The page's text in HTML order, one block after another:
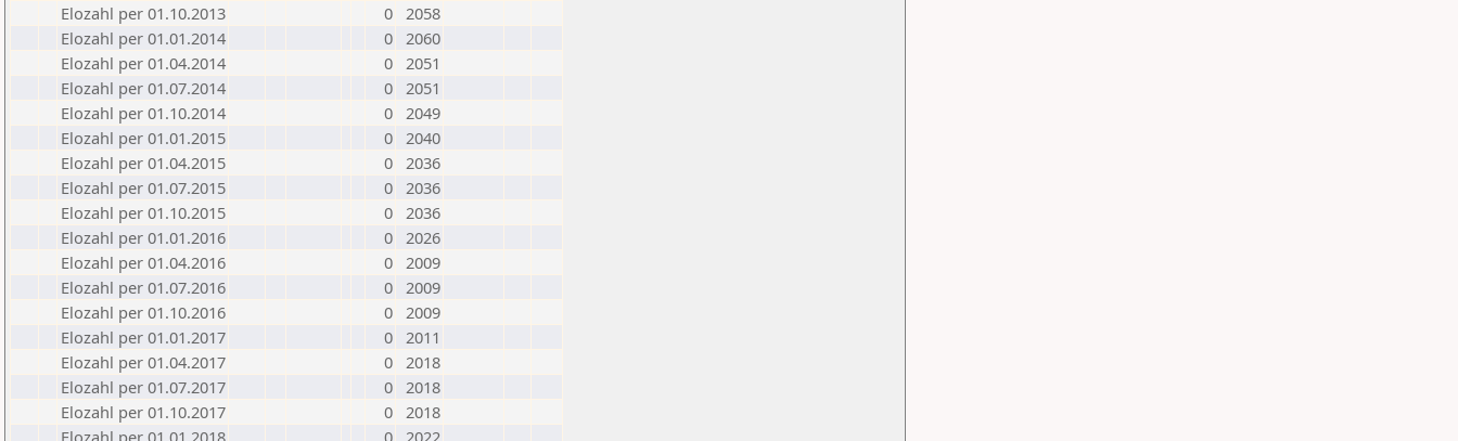
Elozahl per 01.10.2013
0 2058
Elozahl per 01.01.2014
0 2060
Elozahl per 01.04.2014
0 2051
Elozahl per 01.07.2014
0 2051
Elozahl per 01.10.2014
0 2049
Elozahl per 01.01.2015
0 2040
Elozahl per 01.04.2015
0 2036
Elozahl per 01.07.2015
0 2036
Elozahl per 01.10.2015
0 2036
Elozahl per 01.01.2016
0 2026
Elozahl per 01.04.2016
0 2009
Elozahl per 01.07.2016
0 2009
Elozahl per 01.10.2016
0 2009
Elozahl per 01.01.2017
0 2011
Elozahl per 01.04.2017
0 2018
Elozahl per 01.07.2017
0 2018
Elozahl per 01.10.2017
0 2018
Elozahl per 01.01.2018
0 2022